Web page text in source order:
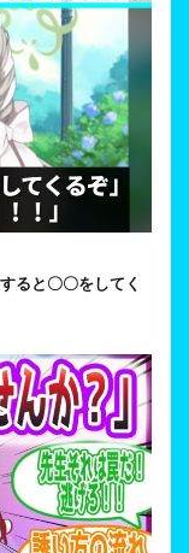
ると〇〇をしてく